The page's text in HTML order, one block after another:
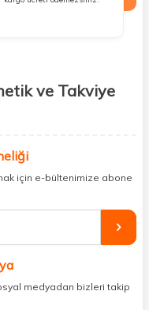
ve Takviye
sizlerle
gerek yok;
topluyor ve kapınıza kadar
güzelliğinizi tamamlayabilir,
edici gıdalara
ve hızlı kargo avantajıyla
için e-bültenimize abone
medyadan bizleri takip